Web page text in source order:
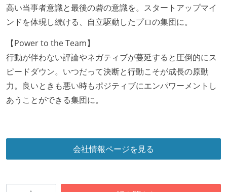
高い当事者意識と最後の砦の意識を。スタートアップマイ
ンドを体現し続ける、自立駆動したプロの集団に。
【Power to the Team】
行動が伴わない評論やネガティブが蔓延すると圧倒的にス
ピードダウン。いつだって決断と行動こそが成長の原動
力。良いときも悪い時もポジティブにエンパワーメントし
あうことができる集団に。
会社情報ページを見る